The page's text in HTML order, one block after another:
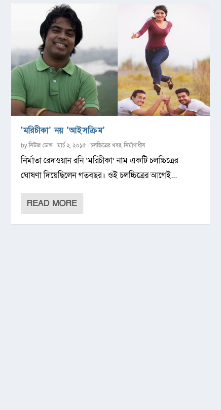
‘মরিচীকা’ নয় ‘আইসক্রিম’
byনিউজ ডেস্ক |মার্চ ২, ২০১৫ |চলচ্চিত্রের খবর,নির্মাণাধীন
নির্মাতা রেদওয়ান রনি ‌‘মরিচীকা’ নাম একটি চলচ্চিত্রের
ঘোষণা দিয়েছিলেন গতবছর। ওই চলচ্চিত্রের আগেই...
READ MORE